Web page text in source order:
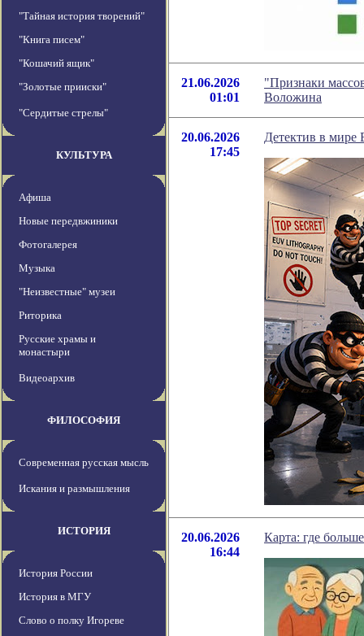
"Тайная история творений"
"Книга писем"
"Кошачий ящик"
"Золотые прииски"
"Сердитые стрелы"
КУЛЬТУРА
Афиша
Новые передвжиники
Фотогалерея
Музыка
"Неизвестные" музеи
Риторика
Русские храмы и
монастыри
Видеоархив
ФИЛОСОФИЯ
Современная русская мысль
Искания и размышления
ИСТОРИЯ
История России
История в МГУ
Слово о полку Игореве
21.06.2026
01:01
"Признаки
Воложина
20.06.2026
17:45
Детектив в мире
20.06.2026
16:44
Карта: где